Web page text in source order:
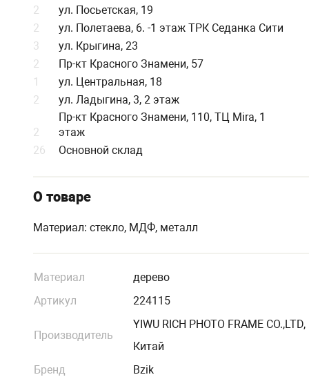
2
ул. Посьетская, 19
2
ул. Полетаева, 6. -1 этаж ТРК Седанка Сити
3
ул. Крыгина, 23
2
Пр-кт Красного Знамени, 57
1
ул. Центральная, 18
2
ул. Ладыгина, 3, 2 этаж
2
Пр-кт Красного Знамени, 110, ТЦ Mira, 1
этаж
26
Основной склад
О товаре
Материал: стекло, МДФ, металл
Материал
дерево
Артикул
224115
Производитель
YIWU RICH PHOTO FRAME CO.,LTD,
Китай
Бренд
Bzik